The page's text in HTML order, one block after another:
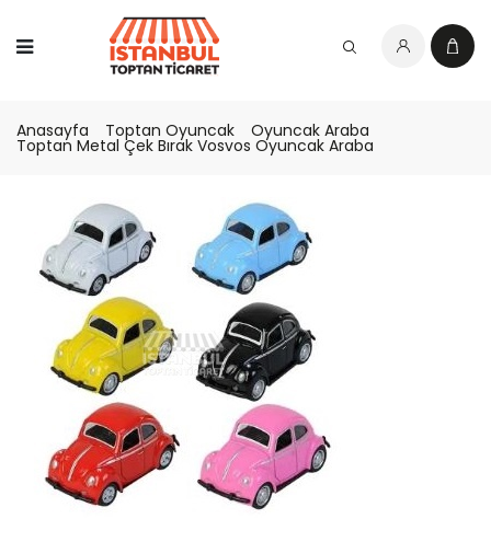
Anasayfa Toptan Oyuncak Oyuncak Araba
Toptan Metal Çek Bırak Vosvos Oyuncak Araba